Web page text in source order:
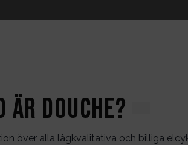
är DOUCHE?
över alla lågkvalitativa och billiga